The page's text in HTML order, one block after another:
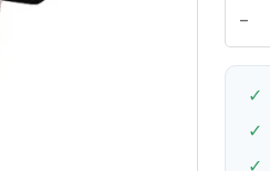
−
✓
✓
✓